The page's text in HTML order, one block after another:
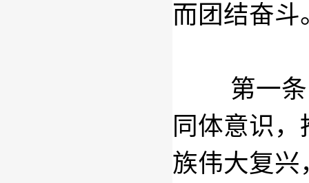
而团结奋斗
第一条
同体意识
族伟大复兴